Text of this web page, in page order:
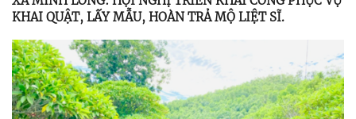
KHAI QUẬT, LẤY MẪU, HOÀN TRẢ MỘ LIỆT SĨ.